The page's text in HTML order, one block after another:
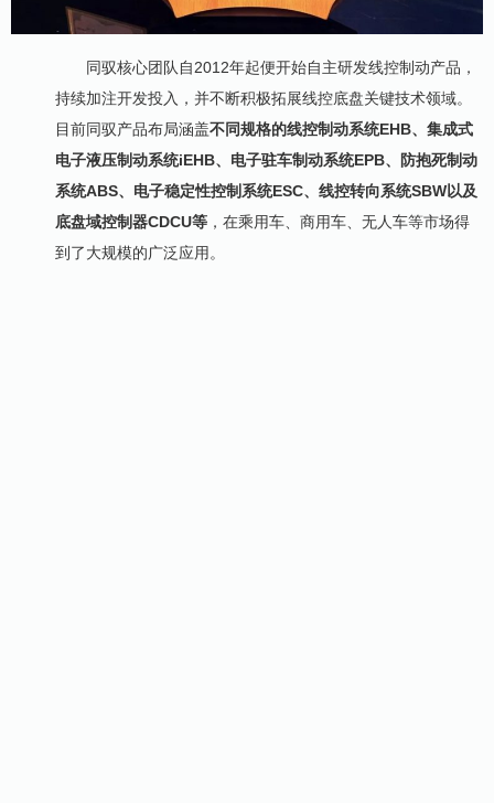
同驭核心团队自2012年起便开始自主研发线控制动产品，
持续加注开发投入，并不断积极拓展线控底盘关键技术领域。
目前同驭产品布局涵盖不同规格的线控制动系统EHB、集成式
电子液压制动系统iEHB、电子驻车制动系统EPB、防抱死制动
系统ABS、电子稳定性控制系统ESC、线控转向系统SBW以及
底盘域控制器CDCU等 ，在乘用车、商用车、无人车等市场得
到了大规模的广泛应用。